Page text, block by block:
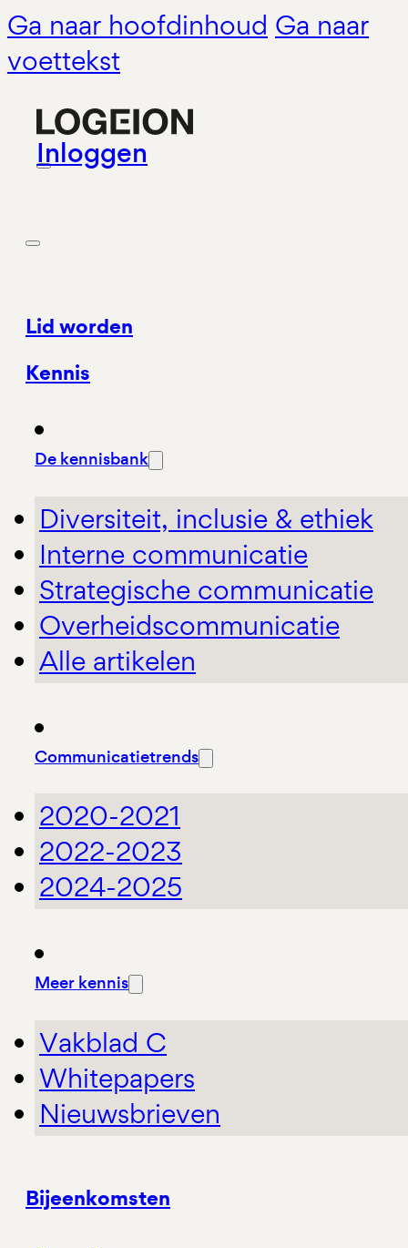
Ga naar hoofdinhoud Ga naar
voettekst
Inloggen
Lid worden
Kennis
De kennisbank
Diversiteit, inclusie & ethiek
Interne communicatie
Strategische communicatie
Overheidscommunicatie
Alle artikelen
Communicatietrends
2020-2021
2022-2023
2024-2025
Meer kennis
Vakblad C
Whitepapers
Nieuwsbrieven
Bijeenkomsten